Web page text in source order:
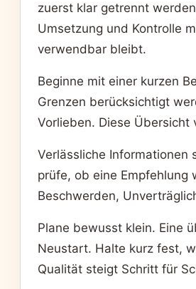
zuerst klar getrennt
Umsetzung und Kontrolle
verwendbar bleibt.
Beginne mit einer kurzen
Grenzen berücksichtigt
Vorlieben. Diese
Verlässliche Informationen
prüfe, ob eine Empfehlung
Beschwerden,
Plane bewusst klein. Eine
Neustart. Halte kurz fest,
Qualität steigt Schritt für